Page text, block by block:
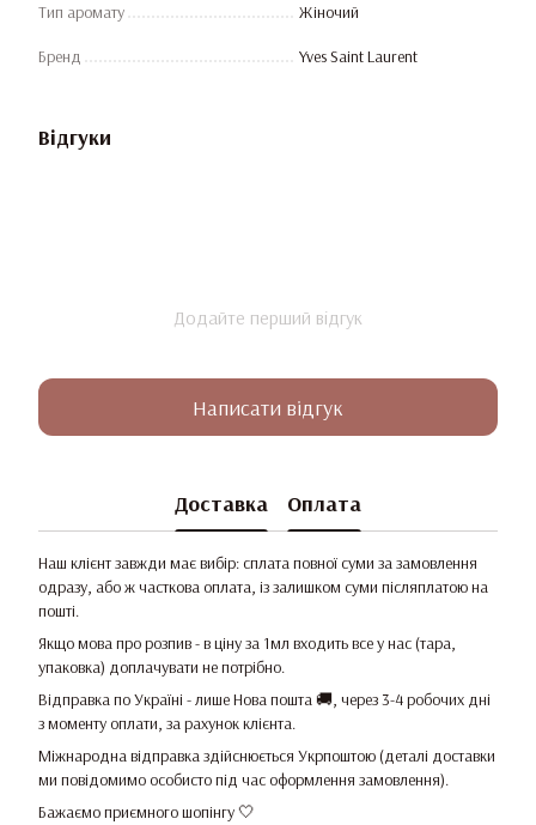
Тип аромату Жіночий
Бренд Yves Saint Laurent
Відгуки
Додайте перший відгук
Написати відгук
Доставка Оплата
Наш клієнт завжди має вибір: сплата повної суми за замовлення
одразу, або ж часткова оплата, із залишком суми післяплатою на
пошті.
Якщо мова про розпив - в ціну за 1мл входить все у нас (тара,
упаковка) доплачувати не потрібно.
Відправка по Україні - лише Нова пошта 🚚, через 3-4 робочих дні
з моменту оплати, за рахунок клієнта.
Міжнародна відправка здійснюється Укрпоштою (деталі доставки
ми повідомимо особисто під час оформлення замовлення).
Бажаємо приємного шопінгу 🤍